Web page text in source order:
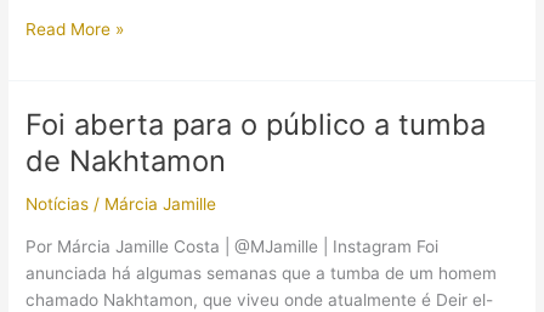
Briga
um
“Casos
Família”
do
Egito
Antigo
Read More »
Foi aberta para o público a tumba
de Nakhtamon
Notícias / Márcia Jamille
Por Márcia Jamille Costa | @MJamille | Instagram Foi
anunciada há algumas semanas que a tumba de um homem
chamado Nakhtamon, que viveu onde atualmente é Deir el-